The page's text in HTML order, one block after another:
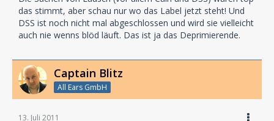
zwei langläufige und gute Serien sind, naja bin kein
Experte und ich glaube mein
Anspruch ist einfach nicht so hoch.
Thriller stimmt, das würde mich auch interessieren.
Höre ja auch gerne super lustige Sachen und
irgendwie warte ich da immer nur aufn Jaud. Der Rest
das stimmt, aber schau nur wo das Label jetzt steht! Und
DSS ist noch nicht mal abgeschlossen und wird sie vielleicht
auch nie wenns blöd läuft. Das ist ja das Deprimierende.
Captain Blitz
All Ears GmbH
13. Juli 2011